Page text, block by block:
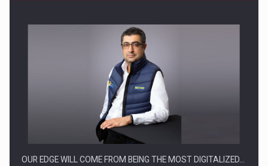
Producatorii si comerciantii care nu se supun noilor
OUR EDGE WILL COME FROM BEING THE MOST DIGITALIZED…